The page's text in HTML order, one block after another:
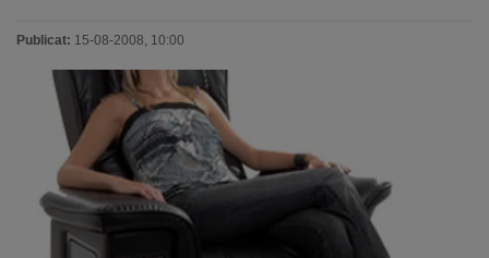
Publicat: 15-08-2008, 10:00